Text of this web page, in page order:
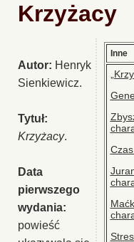
Krzyżacy
Inne
Autor: Henryk
Sienkiewicz.
Tytuł:
Krzyżacy.
Data
pierwszego
wydania:
powieść